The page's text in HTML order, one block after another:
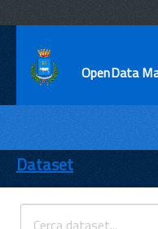
OpenData
ENTI
TEMI
INFORMAZIONI
Dataset